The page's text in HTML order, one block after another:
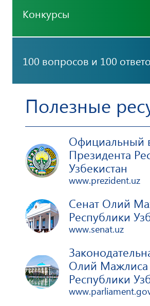
Конкурсы
100 вопросов и 100
Полезные
Официальный
Президента
Узбекистан
www.prezident.uz
Сенат Олий
Республики
www.senat.uz
Олий Мажлиса
Республики